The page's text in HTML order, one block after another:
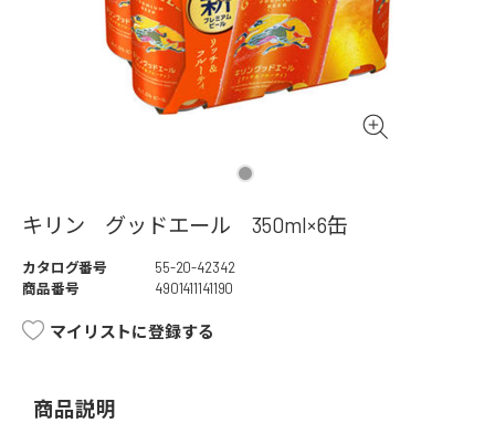
キリン グッドエール 350ml×6缶
カタログ番号
55-20-42342
商品番号
4901411141190
マイリストに登録する
商品説明